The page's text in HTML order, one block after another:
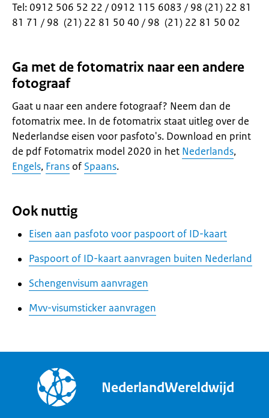
Tel: 0912 506 52 22 / 0912 115 6083 / 98 (21) 22 81
81 71 / 98 (21) 22 81 50 40 / 98 (21) 22 81 50 02
Ga met de fotomatrix naar een andere
fotograaf
Gaat u naar een andere fotograaf? Neem dan de
fotomatrix mee. In de fotomatrix staat uitleg over de
Nederlandse eisen voor pasfoto's. Download en print
de pdf Fotomatrix model 2020 in het Nederlands,
Engels, Frans of Spaans.
Ook nuttig
Eisen aan pasfoto voor paspoort of ID-kaart
Paspoort of ID-kaart aanvragen buiten Nederland
Schengenvisum aanvragen
Mvv-visumsticker aanvragen
NederlandWereldwijd